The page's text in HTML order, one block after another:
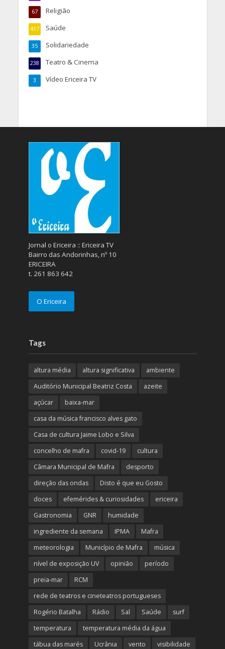
Religião
67
Saúde
417
Solidariedade
35
Teatro & Cinema
238
Vídeo Ericeira TV
3
Jornal o Ericeira :: Ericeira TV
Bairro das Andorinhas, nº 10
ERICEIRA
t. 261 863 642
O Ericeira
Tags
altura média altura significativa
ambiente
Auditório Municipal Beatriz Costa
azeite
açúcar
baixa-mar
casa da música francisco alves gato
Casa de cultura Jaime Lobo e Silva
concelho de mafra
covid-19
cultura
Câmara Municipal de Mafra
desporto
direção das ondas
Disto é que eu Gosto
doces
efemérides & curiosidades
ericeira
Gastronomia
GNR
humidade
ingrediente da semana
IPMA
Mafra
meteorologia
Município de Mafra
música
nível de exposição UV
opinião
período
preia-mar
RCM
rede de teatros e cineteatros portugueses
Rogério Batalha
Rádio Sal Saúde
surf
temperatura
temperatura média da água
tábua das marés
Ucrânia vento visibilidade